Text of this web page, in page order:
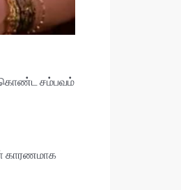
கொண்ட சம்பவம்
காரணமாக